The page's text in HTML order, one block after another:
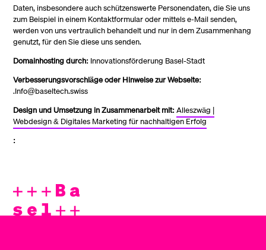
Daten, insbesondere auch schützenswerte Personendaten, die Sie uns
zum Beispiel in einem Kontaktformular oder mittels e-Mail senden,
werden von uns vertraulich behandelt und nur in dem Zusammenhang
genutzt, für den Sie diese uns senden.
Domainhosting durch: Innovationsförderung Basel-Stadt
Verbesserungsvorschläge oder Hinweise zur Webseite:
.Info@baseltech.swiss
Design und Umsetzung in Zusammenarbeit mit:Alleszwäg |
Webdesign & Digitales Marketing für nachhaltigen Erfolg
: